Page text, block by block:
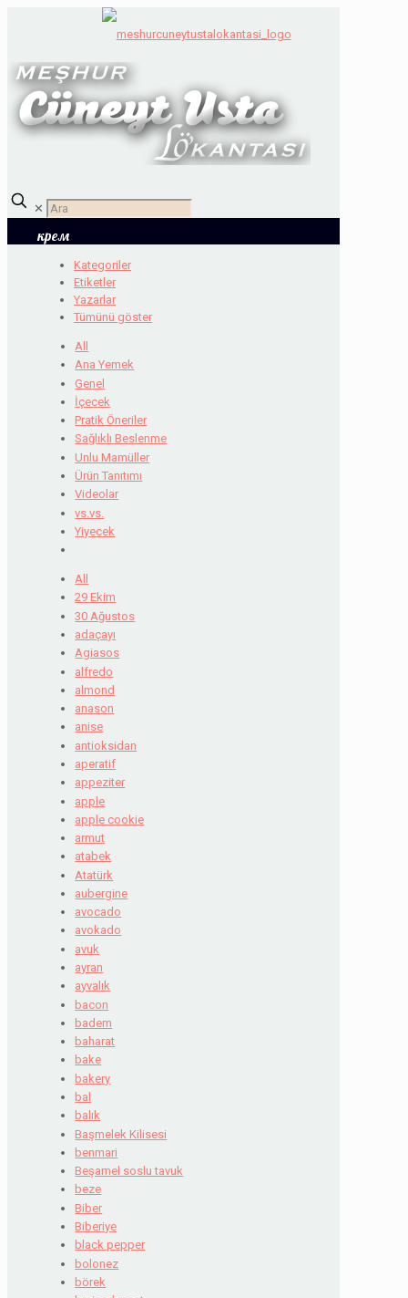
✕
крем
Kategoriler
Etiketler
Yazarlar
Tümünü göster
All
Ana Yemek
Genel
İçecek
Pratik Öneriler
Sağlıklı Beslenme
Unlu Mamüller
Ürün Tanıtımı
Videolar
vs.vs.
Yiyecek
All
29 Ekim
30 Ağustos
adaçayı
Agiasos
alfredo
almond
anason
anise
antioksidan
aperatif
appeziter
apple
apple cookie
armut
atabek
Atatürk
aubergine
avocado
avokado
avuk
ayran
ayvalık
bacon
badem
baharat
bake
bakery
bal
balık
Başmelek Kilisesi
benmari
Beşamel soslu tavuk
beze
Biber
Biberiye
black pepper
bolonez
börek